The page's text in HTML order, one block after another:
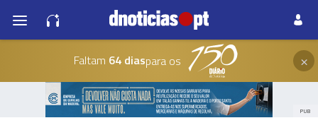
Faltam 64 diaspara os ×
PUB